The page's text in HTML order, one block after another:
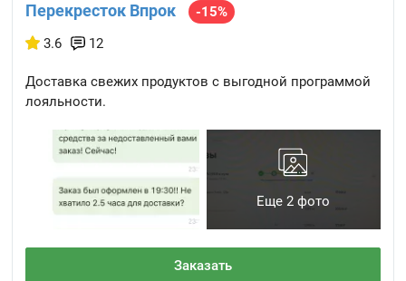
Перекресток Впрок
-15%
3.6
12
Доставка свежих продуктов с выгодной программой
лояльности.
Еще 2 фото
Заказать